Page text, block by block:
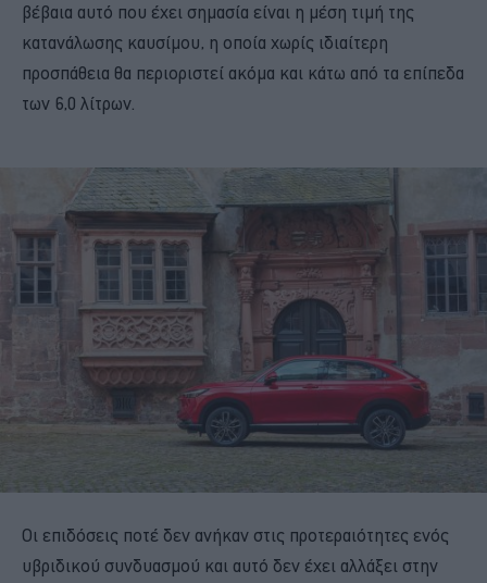
βέβαια αυτό που έχει σημασία είναι η μέση τιμή της
κατανάλωσης καυσίμου, η οποία χωρίς ιδιαίτερη
προσπάθεια θα περιοριστεί ακόμα και κάτω από τα επίπεδα
των 6,0 λίτρων.
Οι επιδόσεις ποτέ δεν ανήκαν στις προτεραιότητες ενός
υβριδικού συνδυασμού και αυτό δεν έχει αλλάξει στην